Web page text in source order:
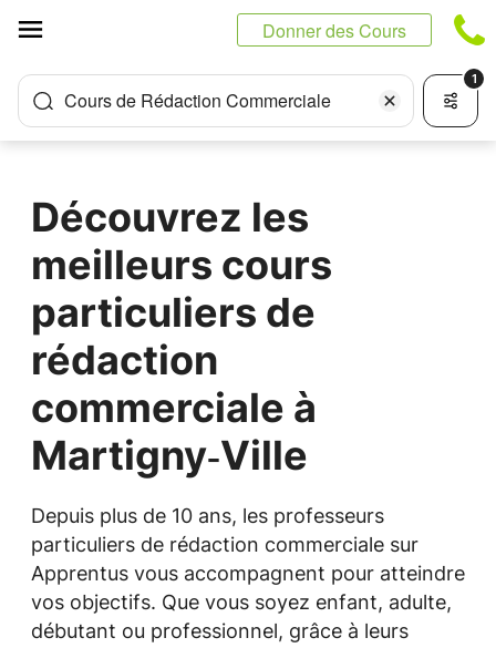
Donner des Cours
Cours de Rédaction Commerciale
1
Découvrez les
meilleurs cours
particuliers de
rédaction
commerciale à
Martigny‑Ville
Depuis plus de 10 ans, les professeurs
particuliers de rédaction commerciale sur
Apprentus vous accompagnent pour atteindre
vos objectifs. Que vous soyez enfant, adulte,
débutant ou professionnel, grâce à leurs